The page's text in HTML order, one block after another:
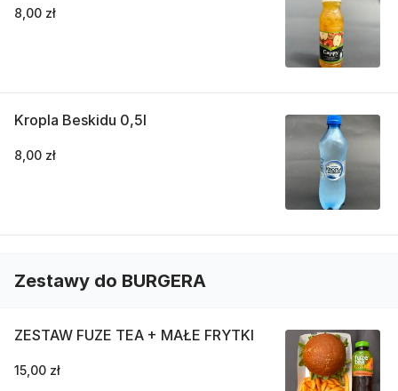
8,00 zł
Kropla Beskidu 0,5l
8,00 zł
Zestawy do BURGERA
ZESTAW FUZE TEA + MAŁE FRYTKI
15,00 zł